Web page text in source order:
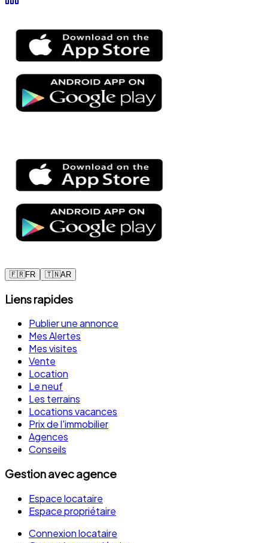
🇫🇷FR 🇹🇳AR
Liens rapides
Publier une annonce
Mes Alertes
Mes visites
Vente
Location
Le neuf
Les terrains
Locations vacances
Prix de l'immobilier
Agences
Conseils
Gestion avec agence
Espace locataire
Espace propriétaire
Connexion locataire